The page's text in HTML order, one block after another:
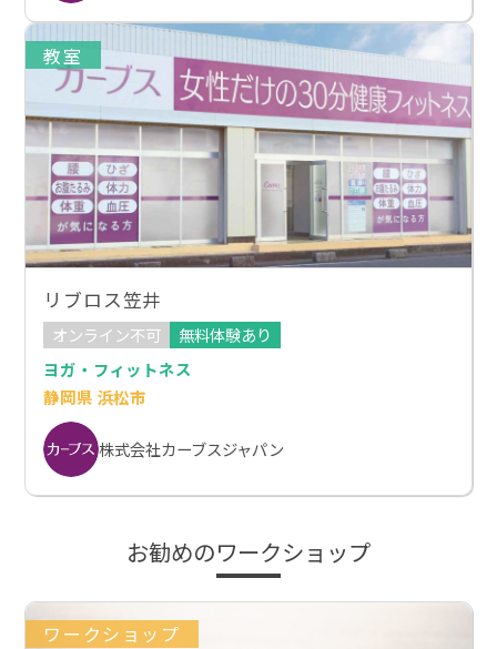
教室
リブロス笠井
オンライン不可
無料体験あり
ヨガ・フィットネス
静岡県 浜松市
株式会社カーブスジャパン
お勧めのワークショップ
ワークショップ